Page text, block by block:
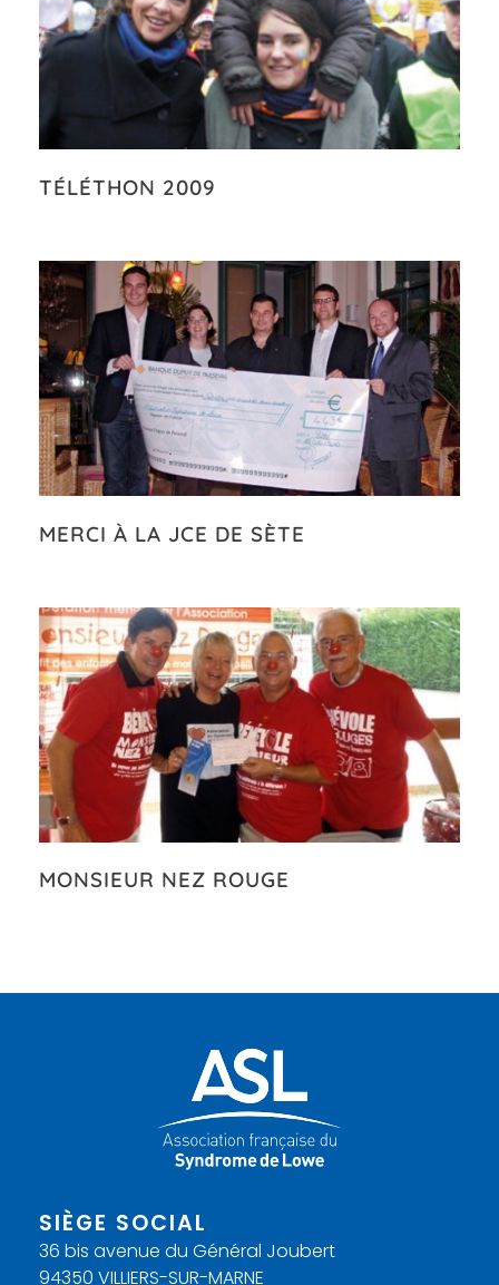
TÉLÉTHON 2009
MERCI À LA JCE DE SÈTE
MONSIEUR NEZ ROUGE
SIÈGE SOCIAL
36 bis avenue du Général Joubert
94350 VILLIERS-SUR-MARNE